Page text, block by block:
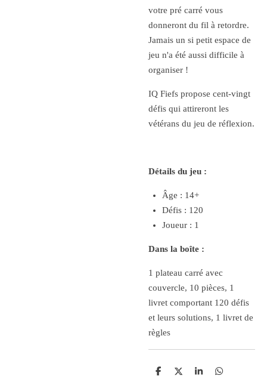
votre pré carré vous
donneront du fil à retordre.
Jamais un si petit espace de
jeu n'a été aussi difficile à
organiser !
IQ Fiefs propose cent-vingt
défis qui attireront les
vétérans du jeu de réflexion.
Détails du jeu :
Âge : 14+
Défis : 120
Joueur : 1
Dans la boîte :
1 plateau carré avec
couvercle, 10 pièces, 1
livret comportant 120 défis
et leurs solutions, 1 livret de
règles
P P P P